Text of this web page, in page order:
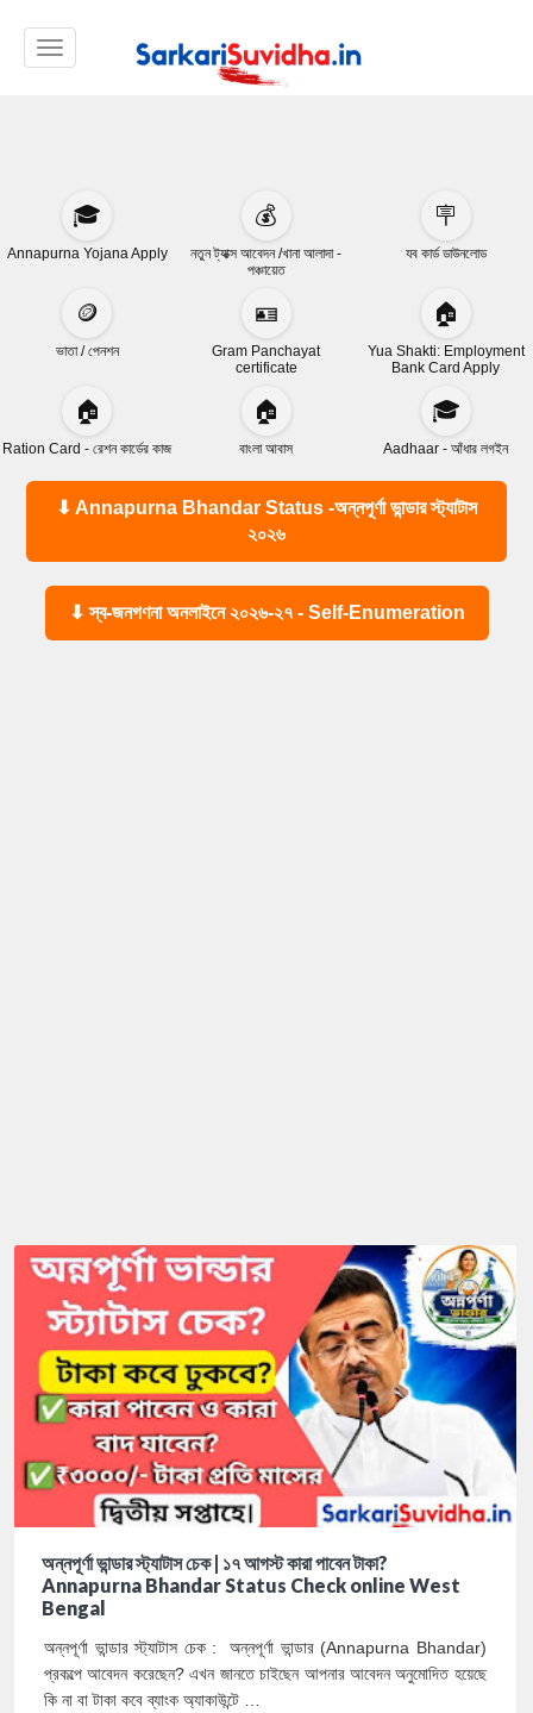
Toggle navigation
🎓
Annapurna Yojana Apply
💰
নতুন ট্যাক্স আবেদন /খানা আলাদা -
পঞ্চায়েত
🪧
যব কার্ড ডাউনলোড
🪙
ভাতা / পেনশন
🪪
Gram Panchayat
certificate
🏠
Yua Shakti: Employment
Bank Card Apply
🏠
Ration Card - রেশন কার্ডের কাজ
🏠
বাংলা আবাস
🎓
Aadhaar - আঁধার লগইন
⬇ Annapurna Bhandar Status -অন্নপূর্ণা ভান্ডার স্ট্যাটাস
২০২৬
⬇ স্ব-জনগণনা অনলাইনে ২০২৬-২৭ - Self-Enumeration
অন্নপূর্ণা ভান্ডার স্ট্যাটাস চেক | ১৭ আগস্ট কারা পাবেন টাকা?
Annapurna Bhandar Status Check online West
Bengal
অন্নপূর্ণা ভান্ডার স্ট্যাটাস চেক : অন্নপূর্ণা ভান্ডার (Annapurna Bhandar)
প্রকল্পে আবেদন করেছেন? এখন জানতে চাইছেন আপনার আবেদন অনুমোদিত হয়েছে
কি না বা টাকা কবে ব্যাংক অ্যাকাউন্টে …